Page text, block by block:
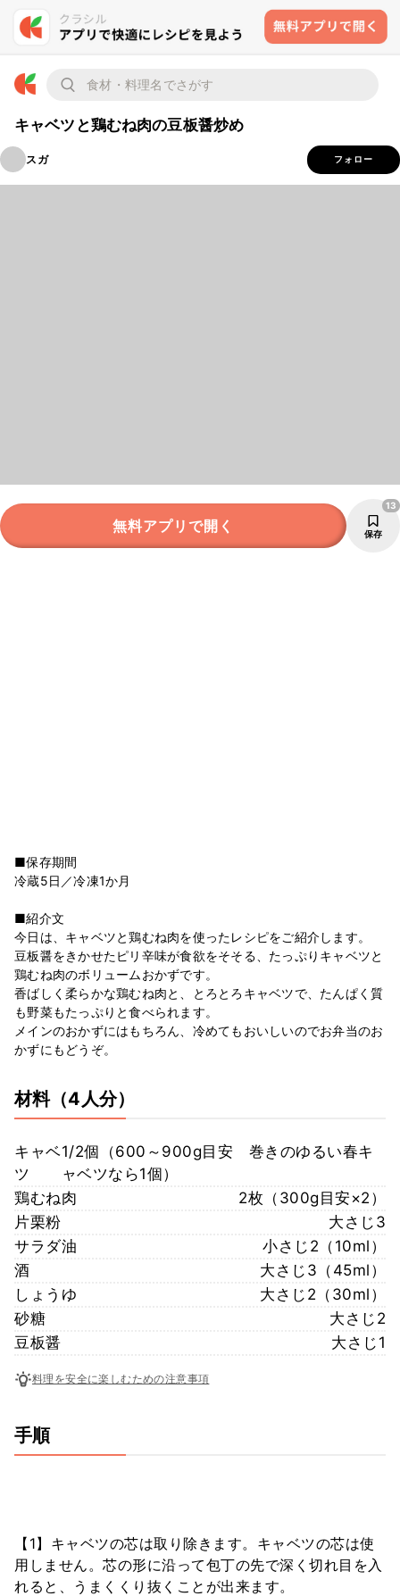
キャベツと鶏むね肉の豆板醤炒め
スガ フォロー
無料アプリで開く 保存
13
■保存期間
冷蔵5日／冷凍1か月
■紹介文
今日は、キャベツと鶏むね肉を使ったレシピをご紹介します。
豆板醤をきかせたピリ辛味が食欲をそそる、たっぷりキャベツと
鶏むね肉のボリュームおかずです。
香ばしく柔らかな鶏むね肉と、とろとろキャベツで、たんぱく質
も野菜もたっぷりと食べられます。
メインのおかずにはもちろん、冷めてもおいしいのでお弁当のお
かずにもどうぞ。
材料（4人分）
キャベ
ツ
1/2個（600～900g目安 巻きのゆるい春キ
ャベツなら1個）
鶏むね肉
2枚（300g目安×2）
片栗粉
大さじ3
サラダ油
小さじ2（10ml）
酒
大さじ3（45ml）
しょうゆ
大さじ2（30ml）
砂糖
大さじ2
豆板醤
大さじ1
料理を安全に楽しむための注意事項
手順
【1】キャベツの芯は取り除きます。キャベツの芯は使
用しません。芯の形に沿って包丁の先で深く切れ目を入
れると、うまくくり抜くことが出来ます。